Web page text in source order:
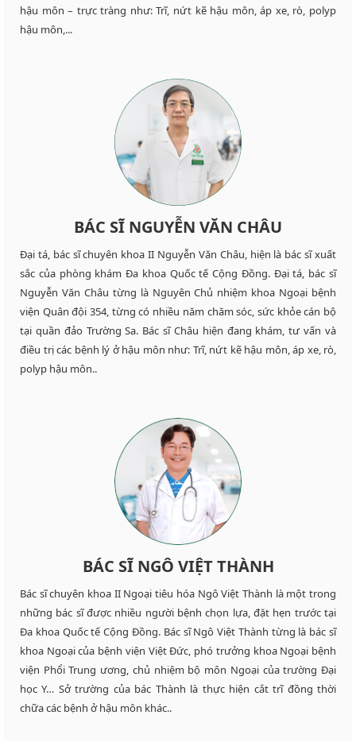
hậu môn – trực tràng như: Trĩ, nứt kẽ hậu môn, áp xe, rò, polyp
hậu môn,...
BÁC SĨ NGUYỄN VĂN CHÂU
Đại tá, bác sĩ chuyên khoa II Nguyễn Văn Châu, hiện là bác sĩ xuất
sắc của phòng khám Đa khoa Quốc tế Cộng Đồng. Đại tá, bác sĩ
Nguyễn Văn Châu từng là Nguyên Chủ nhiệm khoa Ngoại bệnh
viện Quân đội 354, từng có nhiều năm chăm sóc, sức khỏe cán bộ
tại quần đảo Trường Sa. Bác sĩ Châu hiện đang khám, tư vấn và
điều trị các bệnh lý ở hậu môn như: Trĩ, nứt kẽ hậu môn, áp xe, rò,
polyp hậu môn..
BÁC SĨ NGÔ VIỆT THÀNH
Bác sĩ chuyên khoa II Ngoại tiêu hóa Ngô Việt Thành là một trong
những bác sĩ được nhiều người bệnh chọn lựa, đặt hẹn trước tại
Đa khoa Quốc tế Cộng Đồng. Bác sĩ Ngô Việt Thành từng là bác sĩ
khoa Ngoại của bệnh viện Việt Đức, phó trưởng khoa Ngoại bệnh
viện Phổi Trung ương, chủ nhiệm bộ môn Ngoại của trường Đại
học Y… Sở trường của bác Thành là thực hiện cắt trĩ đồng thời
chữa các bệnh ở hậu môn khác..